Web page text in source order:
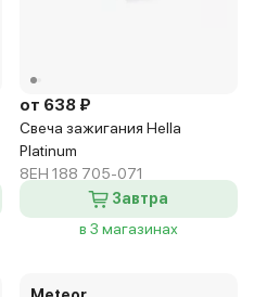
от 638 ₽
Свеча зажигания Hella
Platinum
8EH 188 705-071
Завтра
в 3 магазинах